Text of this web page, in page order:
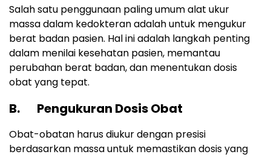
Salah satu penggunaan paling umum alat ukur
massa dalam kedokteran adalah untuk mengukur
berat badan pasien. Hal ini adalah langkah penting
dalam menilai kesehatan pasien, memantau
perubahan berat badan, dan menentukan dosis
obat yang tepat.
B. Pengukuran Dosis Obat
Obat-obatan harus diukur dengan presisi
berdasarkan massa untuk memastikan dosis yang